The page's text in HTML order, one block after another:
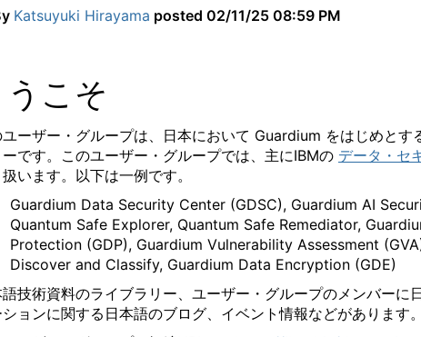
Katsuyuki Hirayama posted 02/11/25 08:59 PM
こそ
ーザー・グループは、日本において Guardium をはじめとす
です。 このユーザー・グループでは、主にIBMの データ・セ
います。以下は一例です。
Guardium Data Security Center (GDSC), Guardium AI
Quantum Safe Explorer, Quantum Safe Remediator,
Protection (GDP), Guardium Vulnerability Assessment
Discover and Classify, Guardium Data Encryption (GDE)
技術資料のライブラリー、ユーザー・グループのメンバー
ョンに関する日本語のブログ、イベント情報などがあります。